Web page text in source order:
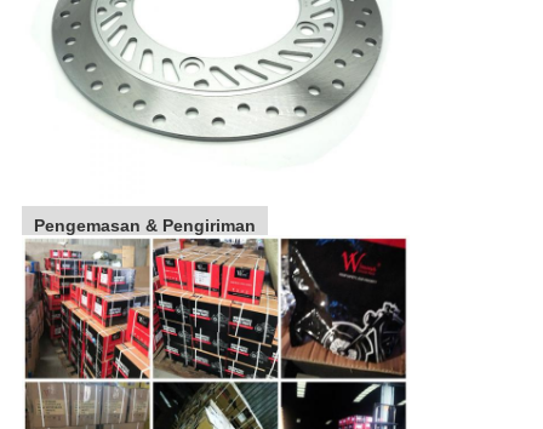
Pengemasan & Pengiriman